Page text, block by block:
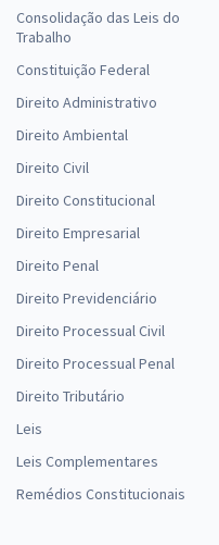
Consolidação das Leis do
Trabalho
Constituição Federal
Direito Administrativo
Direito Ambiental
Direito Civil
Direito Constitucional
Direito Empresarial
Direito Penal
Direito Previdenciário
Direito Processual Civil
Direito Processual Penal
Direito Tributário
Leis
Leis Complementares
Remédios Constitucionais